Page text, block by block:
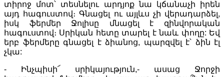
տիրոջ մոտ՝ տեսնելու արդյոք նա կճանաչի իրեն
այդ հագուստով։ Գնացել ու այլևս չի վերադարձել,
իսկ ֆերմեր Ջոլիսը մնացել է զինվորական
հագուստով։ Սրիկան հետը տարել է նաև փողը: Եվ
երբ ֆերմերը գնացել է ձիանոց, պարզվել է՝ ձին էլ
չկա:
- Ինչպիսի՜ սրիկայություն,- ասաց Ջորջի